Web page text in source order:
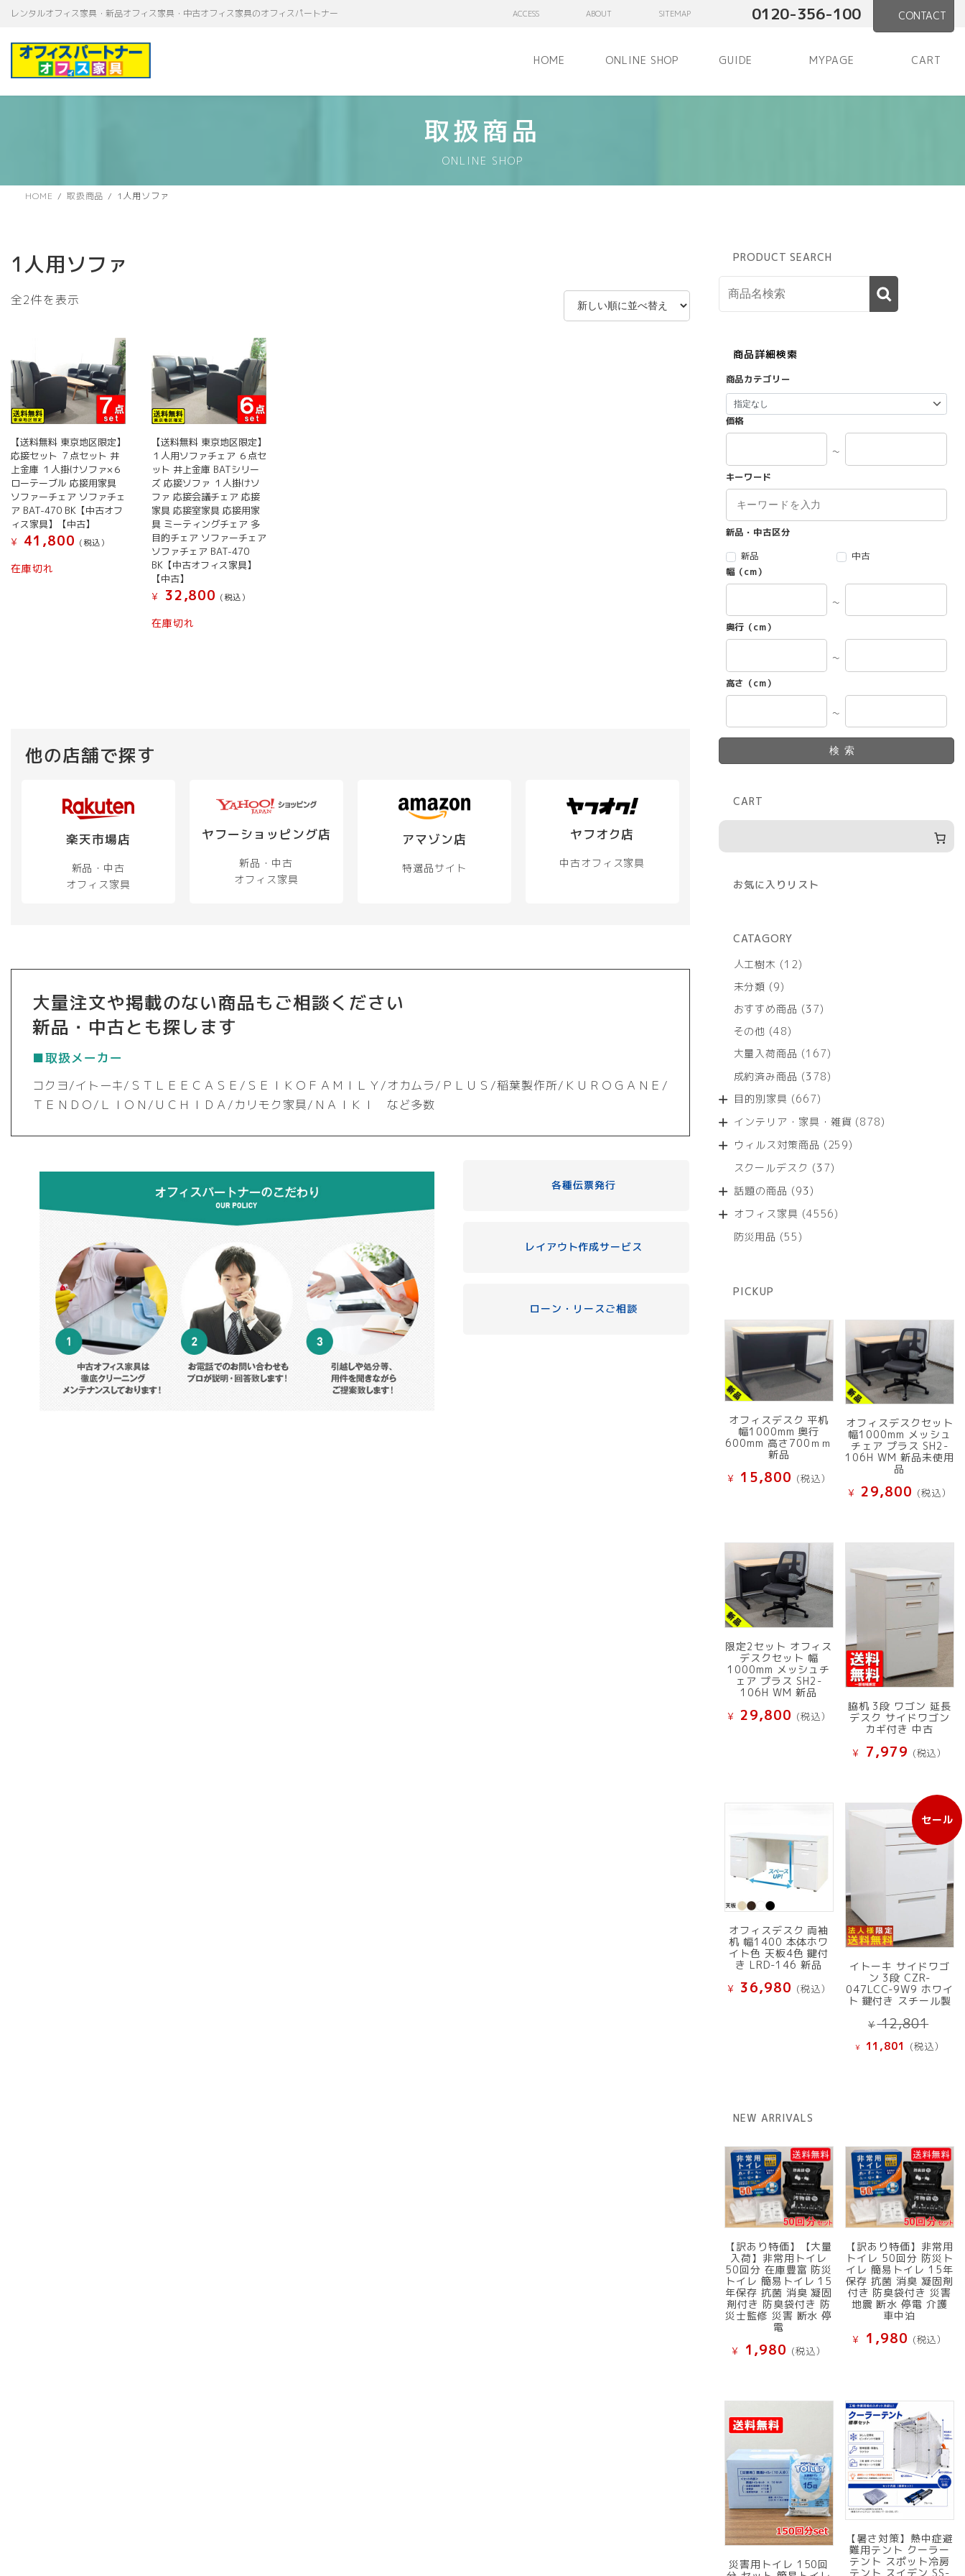
テ
ゲ
レンタルオフィス家具・新品オフィス家具・中古オフィス家具のオフィスパートナー ACCESS ABOUT SITEMAP 0120-356-100 CONTACT
HOME ONLINE SHOP GUIDE MYPAGE CART
取扱商品
ONLINE SHOP
HOME 取扱商品 1人用ソファ
1人用ソファ
全2件を表示
【送料無料 東京地区限定】
応接セット ７点セット 井
上金庫 １人掛けソファ×６
ローテーブル 応接用家具
ソファーチェア ソファチェ
ア BAT-470 BK【中古オフ
ィス家具】【中古】
¥
41,800 (税込）
在庫切れ
【送料無料 東京地区限定】
１人用ソファチェア ６点セ
ット 井上金庫 BATシリー
ズ 応接ソファ １人掛けソ
ファ 応接会議チェア 応接
家具 応接室家具 応接用家
具 ミーティングチェア 多
目的チェア ソファーチェア
ソファチェア BAT-470
BK【中古オフィス家具】
【中古】
¥
32,800 (税込）
在庫切れ
他の店舗で探す
楽天市場店
新品・中古
オフィス家具
ヤフーショッピング店
新品・中古
オフィス家具
アマゾン店
特選品サイト
ヤフオク店
中古オフィス家具
大量注文や掲載のない商品もご相談ください
新品・中古とも探します
■取扱メーカー
コクヨ/イトーキ/ＳＴＬＥＥＣＡＳＥ/ＳＥＩＫＯＦＡＭＩＬＹ/オカムラ/ＰＬＵＳ/稲葉製作所/ＫＵＲＯＧＡＮＥ/
ＴＥＮＤＯ/ＬＩＯＮ/ＵＣＨＩＤＡ/カリモク家具/ＮＡＩＫＩ など多数
各種伝票発行
レイアウト作成サービス
ローン・リースご相談
PRODUCT SEARCH
商品詳細検索
商品カテゴリー
価格
～
キーワード
新品・中古区分
新品
中古
幅（cm）
～
奥行（cm）
～
高さ（cm）
～
検索
CART
お気に入りリスト
CATAGORY
人工樹木
1212
商
未分類 99
の
商
おすすめ商品 3737
商
その他 4848
の
商
大量入荷商品 167167
の
成約済み商品 378378
商
目的別家具 667667
の
商
インテリア・家具・雑貨 878878
ウィルス対策商品 259259
スクールデスク 3737
商
話題の商品 9393
の
オフィス家具 45564556
防災用品 5555
PICKUP
オフィスデスク 平机
幅1000mm 奥行
600mm 高さ700ｍｍ
新品
¥ 15,800 (税込）
オフィスデスクセット
幅1000mm メッシュ
チェア プラス SH2-
106H WM 新品未使用
品
¥ 29,800 (税込）
限定2セット オフィス
デスクセット 幅
1000mm メッシュチ
ェア プラス SH2-
106H WM 新品
¥ 29,800 (税込）
脇机 3段 ワゴン 延長
デスク サイドワゴン
カギ付き 中古
¥ 7,979 (税込）
オフィスデスク 両袖
机 幅1400 本体ホワ
イト色 天板4色 鍵付
き LRD-146 新品
¥ 36,980 (税込）
セール
販
売
中
品
イトーキ サイドワゴ
ン 3段 CZR-
047LCC-9W9 ホワイ
ト 鍵付き スチール製
¥12,801
の
価
た。
¥ 11,801 現
で
す。
(税込）
NEW ARRIVALS
【訳あり特価】【大量
入荷】非常用トイレ
50回分 在庫豊富 防災
トイレ 簡易トイレ 15
年保存 抗菌 消臭 凝固
剤付き 防臭袋付き 防
災士監修 災害 断水 停
電
¥ 1,980 (税込）
【訳あり特価】非常用
トイレ 50回分 防災ト
イレ 簡易トイレ 15年
保存 抗菌 消臭 凝固剤
付き 防臭袋付き 災害
地震 断水 停電 介護
車中泊
¥ 1,980 (税込）
災害用トイレ 150回
【暑さ対策】熱中症避
難用テント クーラー
テント スポット冷房
テント スイデン SS-